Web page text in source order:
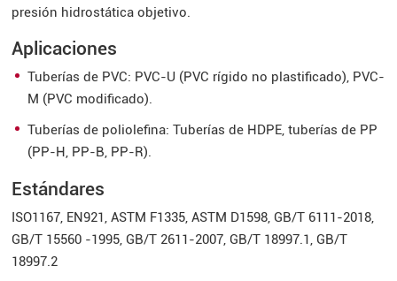
presión hidrostática objetivo.
Aplicaciones
Tuberías de PVC: PVC-U (PVC rígido no plastificado), PVC-
M (PVC modificado).
Tuberías de poliolefina: Tuberías de HDPE, tuberías de PP
(PP-H, PP-B, PP-R).
Estándares
ISO1167, EN921, ASTM F1335, ASTM D1598, GB/T 6111-2018,
GB/T 15560 -1995, GB/T 2611-2007, GB/T 18997.1, GB/T
18997.2